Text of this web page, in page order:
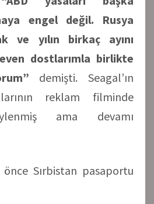
engel değil. Rusya
ve yılın birkaç ayını
dostlarımla birlikte
demişti. Seagal’ın
reklam filminde
ama devamı
önce Sırbistan pasaportu